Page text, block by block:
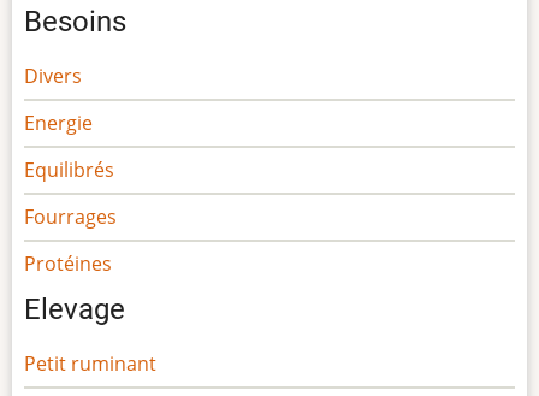
Besoins
Divers
Energie
Equilibrés
Fourrages
Protéines
Elevage
Petit ruminant